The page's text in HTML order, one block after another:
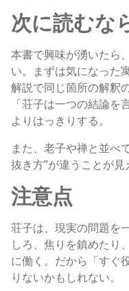
次に読むな
本書で興味が湧いたら
い。まずは気になった
解説で同じ箇所の解釈
「荘子は一つの結論
よりはっきりする。
また、老子や禅と並べ
抜き方”が違うことが見
注意点
荘子は、現実の問題を
しろ、焦りを鎮めたり
に働く。だから「すぐ
りないかもしれない。